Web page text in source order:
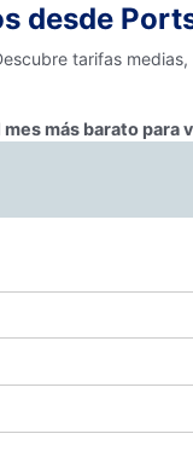
desde
tarifas
mes más barato para